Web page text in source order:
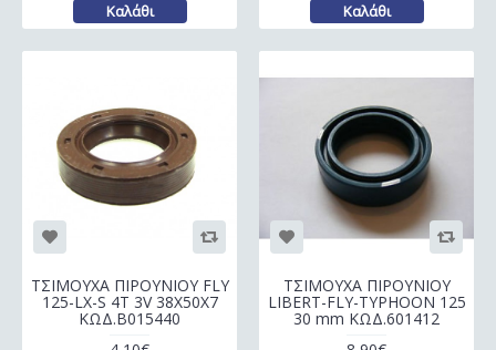
Καλάθι Καλάθι
ΤΣΙΜΟΥΧΑ ΠΙΡΟΥΝΙΟΥ FLY
125-LX-S 4T 3V 38Χ50Χ7
ΚΩΔ.B015440
ΤΣΙΜΟΥΧΑ ΠΙΡΟΥΝΙΟΥ
LIBERT-FLY-TYPHOON 125
30 mm ΚΩΔ.601412